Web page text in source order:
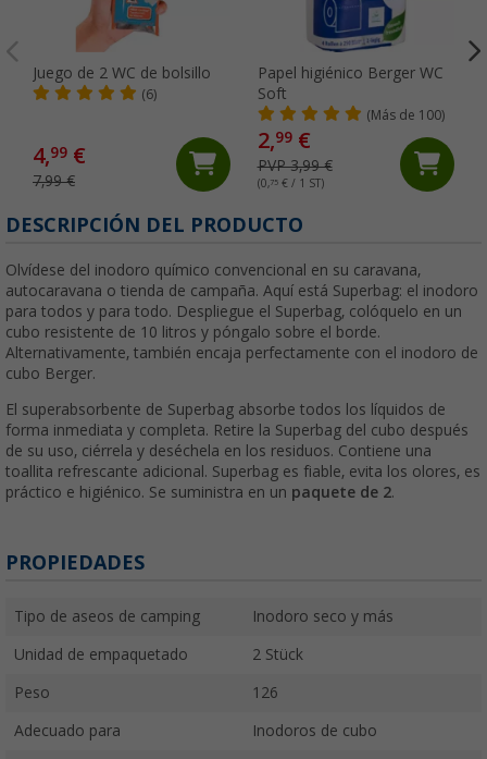
Juego de 2 WC de bolsillo
(6)
4,99 €
7,99 €
Papel higiénico Berger WC
Soft
(Más de 100)
2,99€
PVP 3,99 €
(0,75€ / 1 ST)
DESCRIPCIÓN DEL PRODUCTO
Olvídese del inodoro químico convencional en su caravana,
autocaravana o tienda de campaña. Aquí está Superbag: el inodoro
para todos y para todo. Despliegue el Superbag, colóquelo en un
cubo resistente de 10 litros y póngalo sobre el borde.
Alternativamente, también encaja perfectamente con el inodoro de
cubo Berger.
El superabsorbente de Superbag absorbe todos los líquidos de
forma inmediata y completa. Retire la Superbag del cubo después
de su uso, ciérrela y deséchela en los residuos. Contiene una
toallita refrescante adicional. Superbag es fiable, evita los olores, es
práctico e higiénico. Se suministra en un paquete de 2.
PROPIEDADES
Tipo de aseos de camping Inodoro seco y más
Unidad de empaquetado 2 Stück
Peso 126
Adecuado para Inodoros de cubo